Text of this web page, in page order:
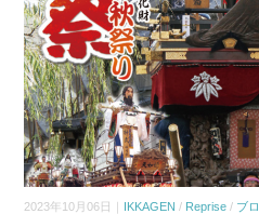
2023年10月06日｜ IKKAGEN / Reprise / ブ